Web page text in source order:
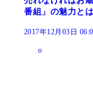
番組」の魅力とは
2017年12月03日